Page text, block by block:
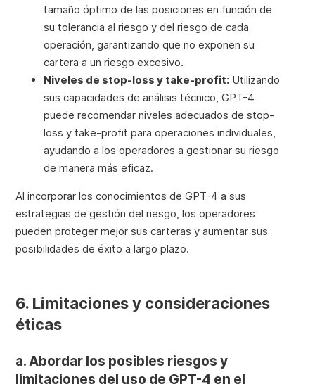
tamaño óptimo de las posiciones en función de
su tolerancia al riesgo y del riesgo de cada
operación, garantizando que no exponen su
cartera a un riesgo excesivo.
Niveles de stop-loss y take-profit: Utilizando
sus capacidades de análisis técnico, GPT-4
puede recomendar niveles adecuados de stop-
loss y take-profit para operaciones individuales,
ayudando a los operadores a gestionar su riesgo
de manera más eficaz.
Al incorporar los conocimientos de GPT-4 a sus
estrategias de gestión del riesgo, los operadores
pueden proteger mejor sus carteras y aumentar sus
posibilidades de éxito a largo plazo.
6. Limitaciones y consideraciones
éticas
a. Abordar los posibles riesgos y
limitaciones del uso de GPT-4 en el